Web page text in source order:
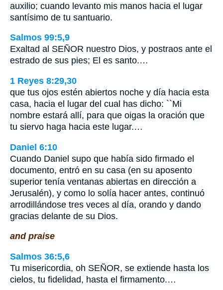
auxilio; cuando levanto mis manos hacia el lugar
santísimo de tu santuario.
Salmos 99:5,9
Exaltad al SEÑOR nuestro Dios, y postraos ante el
estrado de sus pies; El es santo.…
1 Reyes 8:29,30
que tus ojos estén abiertos noche y día hacia esta
casa, hacia el lugar del cual has dicho: ``Mi
nombre estará allí, para que oigas la oración que
tu siervo haga hacia este lugar.…
Daniel 6:10
Cuando Daniel supo que había sido firmado el
documento, entró en su casa (en su aposento
superior tenía ventanas abiertas en dirección a
Jerusalén), y como lo solía hacer antes, continuó
arrodillándose tres veces al día, orando y dando
gracias delante de su Dios.
and praise
Salmos 36:5,6
Tu misericordia, oh SEÑOR, se extiende hasta los
cielos, tu fidelidad, hasta el firmamento.…